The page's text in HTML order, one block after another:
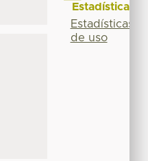
Estadísticas
Estadísticas
de uso